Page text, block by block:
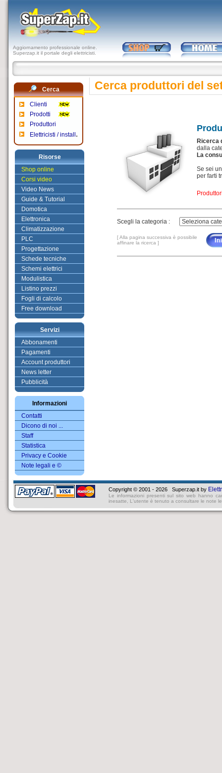
Aggiornamento professionale online.
Superzap.it il portale degli elettricisti.
Cerca
Clienti
Prodotti
Produttori
Elettricisti / install .
Risorse
Shop online
Corsi video
Video News
Guide & Tutorial
Domotica
Elettronica
Climatizzazione
PLC
Progettazione
Schede tecniche
Schemi elettrici
Modulistica
Listino prezzi
Fogli di calcolo
Free download
Servizi
Abbonamenti
Pagamenti
Account produttori
News letter
Pubblicità
Informazioni
Contatti
Dicono di noi ...
Staff
Statistica
Privacy e Cookie
Note legali e ©
Cerca produttori del
Ricerca
dalla
La
Se sei
per farti
Scegli la categoria :
[ Alla pagina successiva è possibile
affinare la ricerca ]
Copyright © 2001 - 2026 Superzap.it by
Le informazioni presenti sul sito web hanno
inesatte, L'utente è tenuto a consultare le note